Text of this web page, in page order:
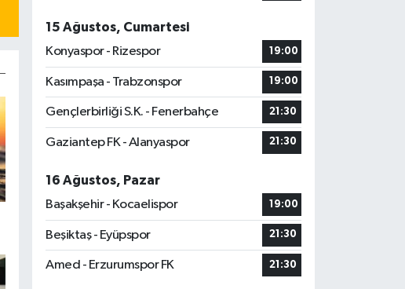
15 Ağustos, Cumartesi
Konyaspor - Rizespor
19:00
Kasımpaşa - Trabzonspor 19:00
Gençlerbirliği S.K. - Fenerbahçe 21:30
Gaziantep FK - Alanyaspor 21:30
16 Ağustos, Pazar
Başakşehir - Kocaelispor
19:00
Beşiktaş - Eyüpspor 21:30
Amed - Erzurumspor FK 21:30